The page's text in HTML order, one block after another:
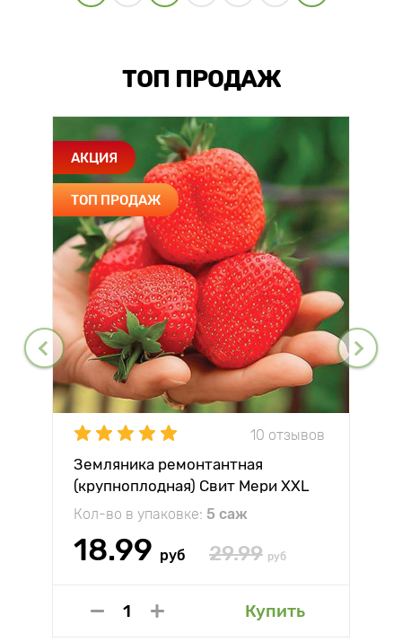
ТОП ПРОДАЖ
АКЦИЯ
ТОП ПРОДАЖ
10 отзывов
Земляника ремонтантная
(крупноплодная) Свит Мери XXL
Кол-во в упаковке: 5 саж
18.99 руб 29.99 руб
Купить